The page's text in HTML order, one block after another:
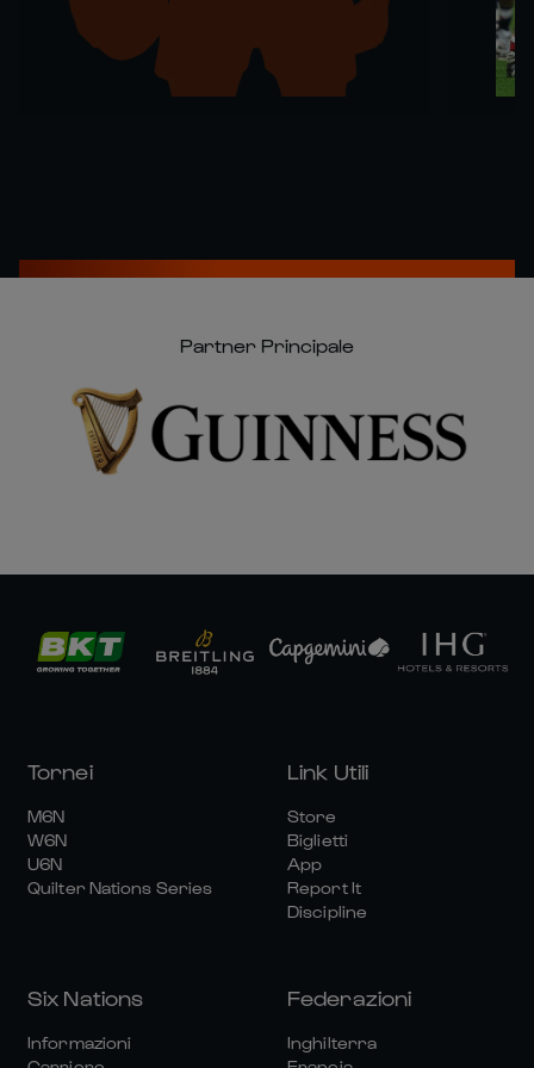
Partner Principale
Tornei
M6N
W6N
U6N
Quilter Nations Series
Link Utili
Store
Biglietti
App
Report It
Discipline
Six Nations
Informazioni
Federazioni
Inghilterra